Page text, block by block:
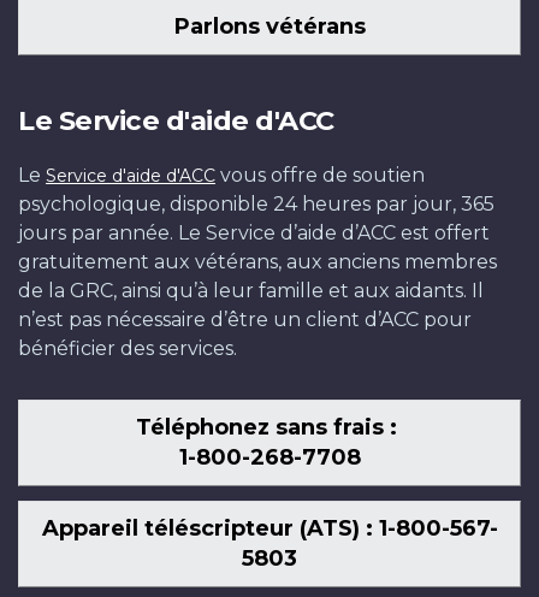
Parlons vétérans
Le Service d'aide d'ACC
Le Service d'aide d'ACC vous offre de soutien
psychologique, disponible 24 heures par jour, 365
jours par année. Le Service d’aide d’ACC est offert
gratuitement aux vétérans, aux anciens membres
de la GRC, ainsi qu’à leur famille et aux aidants. Il
n’est pas nécessaire d’être un client d’ACC pour
bénéficier des services.
Téléphonez sans frais :
1-800-268-7708
Appareil téléscripteur (ATS) : 1-800-567-
5803